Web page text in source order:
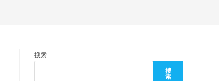
搜索
搜
索